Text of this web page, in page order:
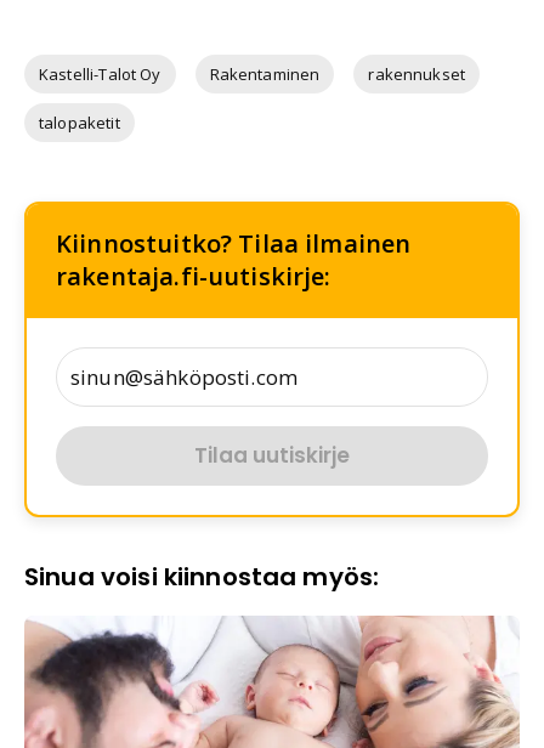
Kastelli-Talot Oy Rakentaminen rakennukset
talopaketit
Kiinnostuitko? Tilaa ilmainen
rakentaja.fi-uutiskirje:
Tilaa uutiskirje
Sinua voisi kiinnostaa myös: